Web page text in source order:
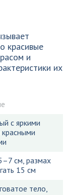
красивые
и
их
с яркими
см, размах
15 см
тело,